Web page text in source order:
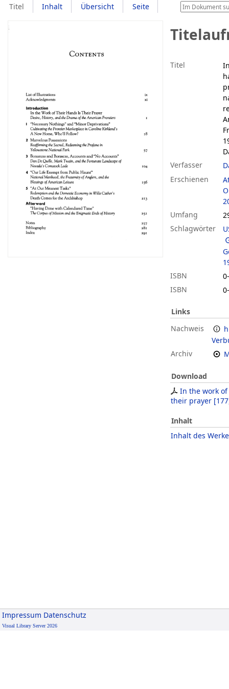
Titel Inhalt Übersicht Seite
Titel
Verfasser
Erschienen
Umfang
Schlagwörter
ISBN
ISBN
Links
Nachweis
Archiv
Download
In the work
their prayer [
Inhalt
Inhalt des
Impressum Datenschutz
Visual Library Server 2026